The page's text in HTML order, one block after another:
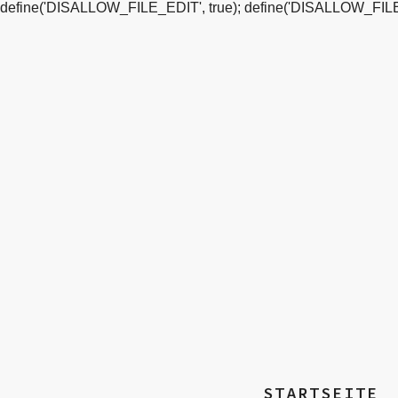
define('DISALLOW_FILE_EDIT', true);
STARTSEITE